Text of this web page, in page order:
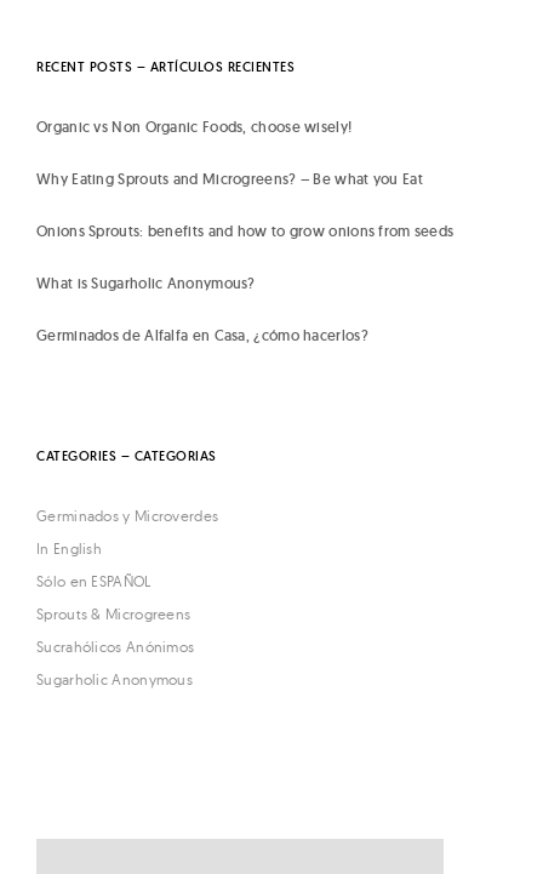
RECENT POSTS – ARTÍCULOS RECIENTES
Organic vs Non Organic Foods, choose wisely!
Why Eating Sprouts and Microgreens? – Be what you Eat
Onions Sprouts: benefits and how to grow onions from seeds
What is Sugarholic Anonymous?
Germinados de Alfalfa en Casa, ¿cómo hacerlos?
CATEGORIES – CATEGORIAS
Germinados y Microverdes
In English
Sólo en ESPAÑOL
Sprouts & Microgreens
Sucrahólicos Anónimos
Sugarholic Anonymous